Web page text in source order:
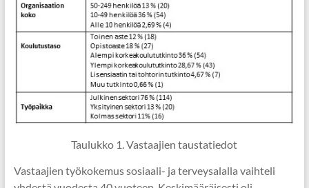
Taulukko 1. Vastaajien taustatiedot
Vastaajien työkokemus sosiaali- ja terveysalalla vaihteli